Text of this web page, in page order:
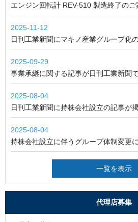
エンジン回転計 REV-510 製造終了のご
2025-11-12
日刊工業新聞にマキノ産業グループ化
2025-09-29
事業承継に関する記事が日刊工業新聞
2025-08-04
日刊工業新聞に持株会社設立の記事が
2025-08-04
持株会社設立に伴うグループ体制変更
一覧を表示
代理店募集